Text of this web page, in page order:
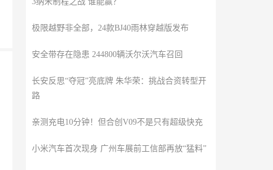
极限越野非全部，24款BJ40雨林穿越版发布
安全带存在隐患 244800辆沃尔沃汽车召回
长安反思“夺冠”亮底牌 朱华荣：挑战合资转型开
路
亲测充电10分钟！但合创V09不是只有超级快充
小米汽车首次现身 广州车展前工信部再放“猛料”